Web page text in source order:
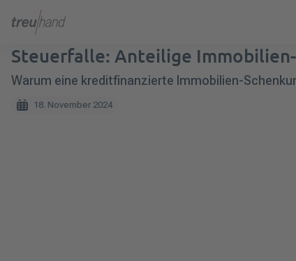
Steuerfalle: Anteilige
Warum eine kreditfinanzierte Immobilien-
18. November 2024